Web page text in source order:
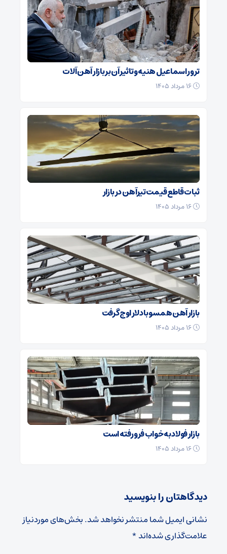
ترور اسماعیل هنیه و تاثیر آن بر بازار آهن آلات
ثبات قاطع قیمت تیرآهن در بازار
بازار آهن همسو با دلار اوج گرفت
بازار فولاد به خواب فرو رفته است
دیدگاهتان را بنویسید
نشانی ایمیل شما منتشر نخواهد شد.بخش‌های موردنیاز
علامت‌گذاری شده‌اند*